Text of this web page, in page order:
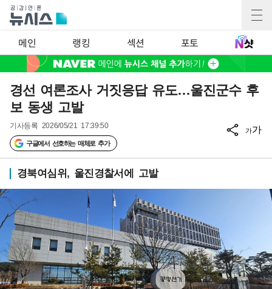
메인 랭킹 섹션 포토
경선 여론조사 거짓응답 유도…울진군수 후
보 동생 고발
기사등록 2026/05/21 17:39:50
구글에서 선호하는 매체로 추가
가가
경북여심위, 울진경찰서에 고발